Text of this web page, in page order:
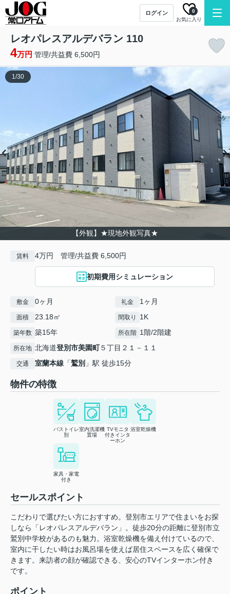
ログイン
お気に入り
0
レオパレスアルデバラン 110
4万円 管理/共益費 6,500円
【外観】★現地外観写真★
1/30
賃料 4万円 管理/共益費 6,500円
初期費用シミュレーション
敷金 0ヶ月 礼金 1ヶ月
面積 23.18㎡ 間取り 1K
築年数 築15年 所在階 1階/2階建
所在地 北海道登別市美園町５丁目２１－１１
交通 室蘭本線 「鷲別 」駅 徒歩15分
物件の特徴
バストイレ
別
室内洗濯機
置場
TVモニタ
付きインタ
ーホン
浴室乾燥機
家具・家電
付き
セールスポイント
こだわりで選びたい方におすすめ。登別市エリアで住まいをお探
しなら「レオパレスアルデバラン」。徒歩20分の距離に登別市立
鷲別中学校があるのも魅力。浴室乾燥機を備え付けているので、
室内に干したい時はお風呂場を使えば居住スペースを広く確保で
きます。来訪者の顔が確認できる、安心のTVインターホン付き
です。
ポイント